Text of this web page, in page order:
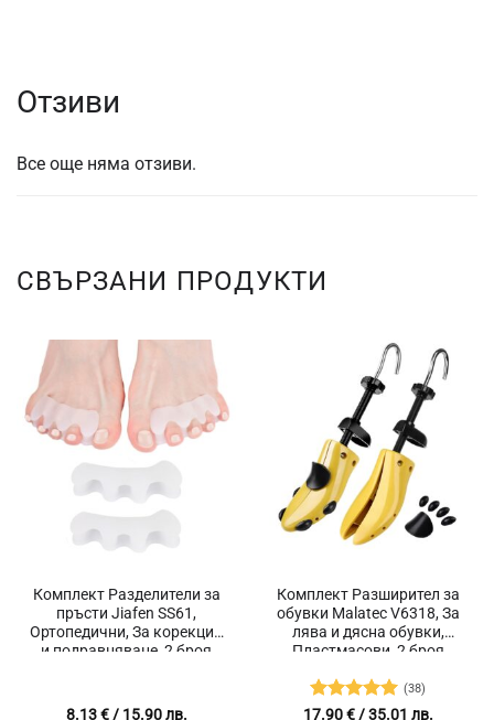
Отзиви
Все още няма отзиви.
СВЪРЗАНИ ПРОДУКТИ
Комплект Разделители за
пръсти Jiafen SS61,
Ортопедични, За корекция
и подравняване, 2 броя
8.13€/ 15.90 лв.
Комплект Разширител за
обувки Malatec V6318, За
лява и дясна обувки,
Пластмасови, 2 броя
Оценено с
(38)
17.90€/ 35.01 лв.